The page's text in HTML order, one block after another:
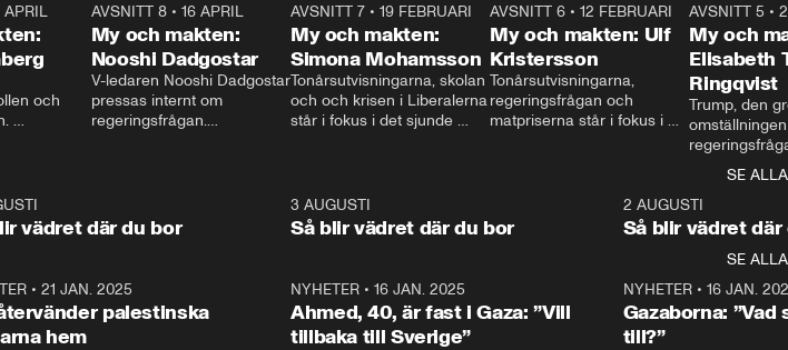
APRIL
och
AVSNITT 8• 16 APRIL
My och makten:
Nooshi Dadgostar
V-ledaren Nooshi Dadgostar
pressas internt om
regeringsfrågan.
– Vi ställer upp i val. Ska vi
vara med så sitter vi förstås
24:30
AVSNITT 7• 19 FEBRUARI
My och makten:
Simona Mohamsson
Tonårsutvisningarna, skolan
och och krisen i Liberalerna
står i fokus i det sjunde
kommentator My
Rohwedder ställer
utbildnings- och
Mohamsson till svars.
27:30
AVSNITT 6 •12 FEBRUARI
My och makten: Ulf
Kristersson
Tonårsutvisningarna,
regeringsfrågan och
matpriserna står i fokus i
Rohwedder ställer
statsminister Ulf Kristersson
AVSNITT 5 •
My och
Elisabeth
Ringqvist
Trump, den
centrum i
avsnittet av
Makten”. Se
Aftonbladets
Rohwedder
Thand Ring
SE ALLA
vädret där du bor
3 AUGUSTI
Så blir vädret där du bor
2 AUGUSTI
Så blir vädret där
SE ALLA
•21 JAN. 2025
palestinska
hem
NYHETER• 16 JAN. 2025
Ahmed, 40, är fast i Gaza: ”Vill
tillbaka till Sverige”
NYHETER• 16 JAN.
Gazaborna:
till?”